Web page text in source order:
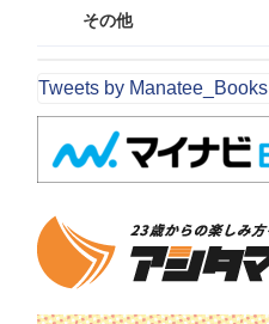
その他
Tweets by Manatee_Books